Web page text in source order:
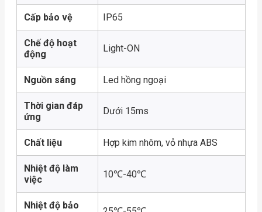
Cấp bảo vệ IP65
Chế độ hoạt
động
Light-ON
Nguồn sáng Led hồng ngoại
Thời gian đáp
ứng
Dưới 15ms
Chất liệu Hợp kim nhôm, vỏ nhựa ABS
Nhiệt độ làm
việc
10℃-40℃
Nhiệt độ bảo